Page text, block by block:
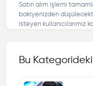
Satın alım işlemi
bakiyenizden
isteyen kullanıcılarımız
Bu